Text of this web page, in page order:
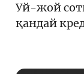
Уй-жой
қандай